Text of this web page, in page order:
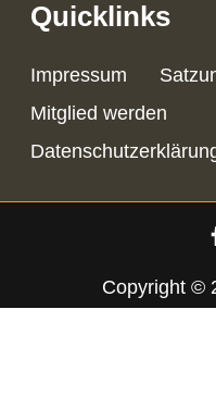
Quicklinks
Impressum
Mitglied werden
Copyright ©